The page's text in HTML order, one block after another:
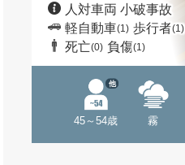
人対車両 小破事故
軽自動車(1) 歩行者(1)
死亡(0) 負傷(1)
45～54歳
他
霧